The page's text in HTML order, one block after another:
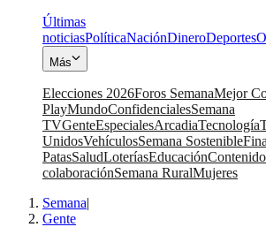
Últimas
noticiasPolíticaNaciónDineroDeportes
Más
Elecciones 2026Foros SemanaMejor
PlayMundoConfidencialesSemana
TVGenteEspecialesArcadiaTecnología
UnidosVehículosSemana Sostenible
PatasSaludLoteríasEducación
colaboraciónSemana RuralMujeres
Semana|
Gente